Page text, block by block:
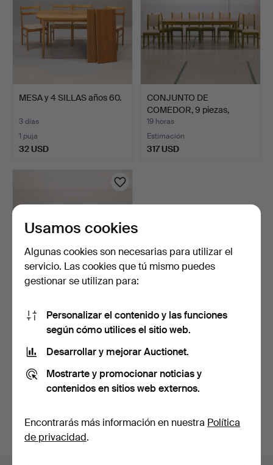
MESA y 4 SILLAS años 60.
3 días
1 puja
32 USD
CONJUNTO DE
COMEDOR, 9 piezas,
contemporán…
19 horas
Estimación
317 USD
COMEDOR, 5 piezas,
contemporán…
85 USD
Suscribir búsqueda
subastas concluidas.
Usamos cookies
Algunas cookies son necesarias para utilizar el
servicio. Las cookies que tú mismo puedes
gestionar se utilizan para:
Personalizar el contenido y las funciones
según cómo utilices el sitio web.
Desarrollar y mejorar Auctionet.
Mostrarte y promocionar noticias y
contenidos en sitios web externos.
Encontrarás más información en nuestra Política
de privacidad.